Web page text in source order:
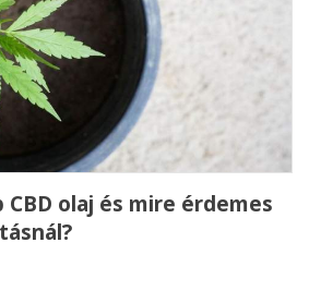
olaj és mire érdemes